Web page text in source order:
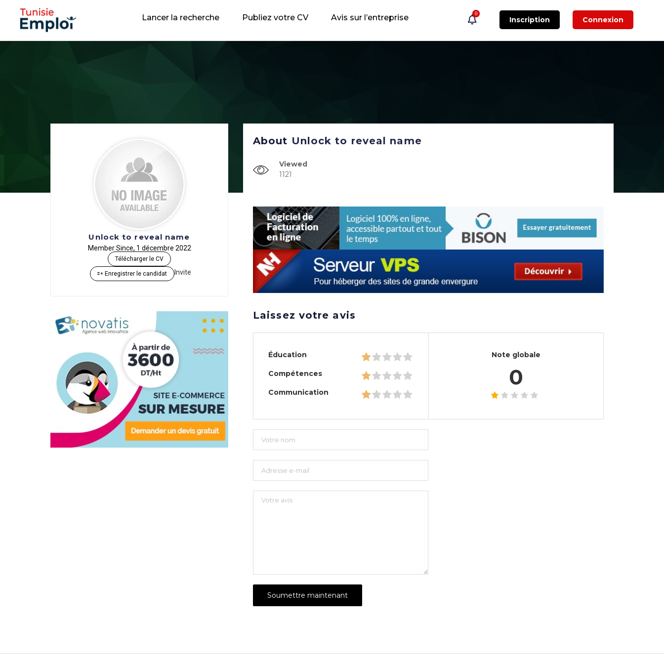
Lancer la recherche Publiez votre CV Avis sur l’entreprise 0
Inscription Connexion
Unlock to reveal name
Member Since, 1 décembre 2022
Télécharger le CV
Enregistrer le candidat Invite
About Unlock to reveal name
Viewed
1121
Laissez votre avis
Éducation
Compétences
Communication
Note globale
0